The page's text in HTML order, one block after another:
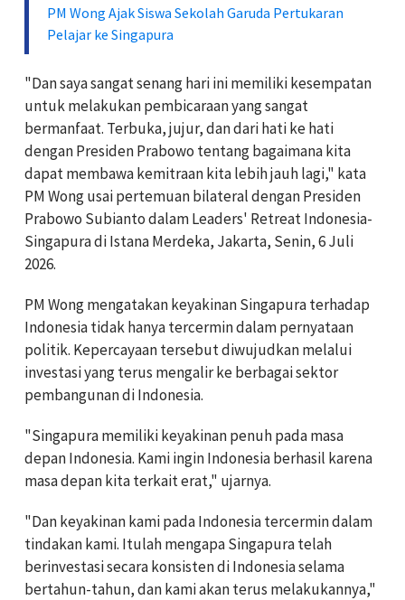
PM Wong Ajak Siswa Sekolah Garuda Pertukaran
Pelajar ke Singapura
"Dan saya sangat senang hari ini memiliki kesempatan
untuk melakukan pembicaraan yang sangat
bermanfaat. Terbuka, jujur, dan dari hati ke hati
dengan Presiden Prabowo tentang bagaimana kita
dapat membawa kemitraan kita lebih jauh lagi," kata
PM Wong usai pertemuan bilateral dengan Presiden
Prabowo Subianto dalam Leaders' Retreat Indonesia-
Singapura di Istana Merdeka, Jakarta, Senin, 6 Juli
2026.
PM Wong mengatakan keyakinan Singapura terhadap
Indonesia tidak hanya tercermin dalam pernyataan
politik. Kepercayaan tersebut diwujudkan melalui
investasi yang terus mengalir ke berbagai sektor
pembangunan di Indonesia.
"Singapura memiliki keyakinan penuh pada masa
depan Indonesia. Kami ingin Indonesia berhasil karena
masa depan kita terkait erat," ujarnya.
"Dan keyakinan kami pada Indonesia tercermin dalam
tindakan kami. Itulah mengapa Singapura telah
berinvestasi secara konsisten di Indonesia selama
bertahun-tahun, dan kami akan terus melakukannya,"